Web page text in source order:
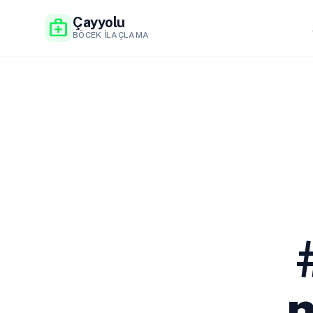
medical_services Çayyolu
BÖCEK İLAÇLAMA